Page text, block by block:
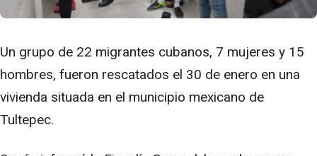
Un grupo de 22 migrantes cubanos, 7 mujeres y 15
hombres, fueron rescatados el 30 de enero en una
vivienda situada en el municipio mexicano de
Tultepec.